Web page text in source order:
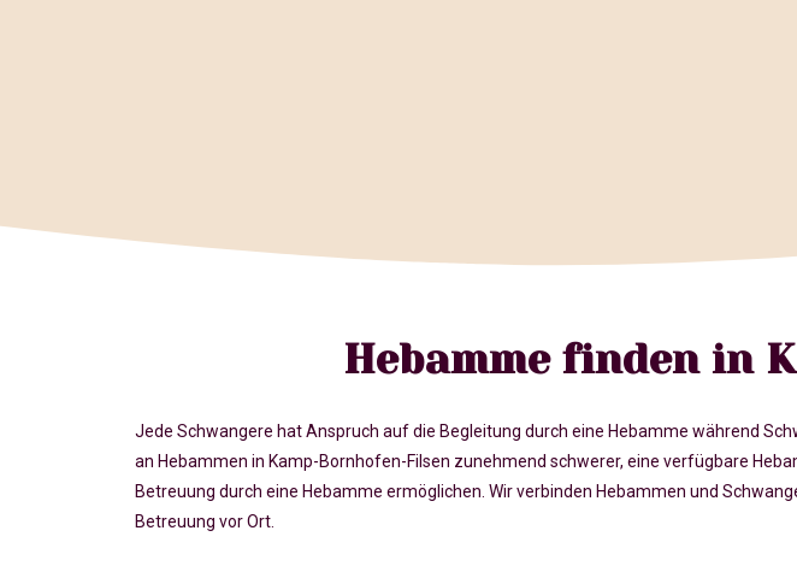
Hebamme finden in
Jede Schwangere hat Anspruch auf die Begleitung durch eine Hebamme während
an Hebammen in Kamp-Bornhofen-Filsen zunehmend schwerer, eine verfügbare
Betreuung durch eine Hebamme ermöglichen. Wir verbinden Hebammen und
Betreuung vor Ort.